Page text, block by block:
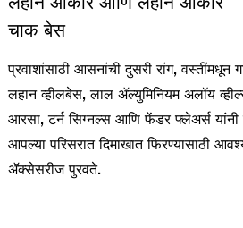
लहान आकार आणि लहान आकार
चाक बेस
प्रवाशांसाठी आसनांची दुसरी रांग, वस्तींमधून
लहान व्हीलबेस, लाल ॲल्युमिनियम अलॉय
आरसा, टर्न सिग्नल्स आणि फेंडर फ्लेअर्स
आपल्या परिसरात दिमाखात फिरण्यासाठी
ॲक्सेसरीज पुरवते.